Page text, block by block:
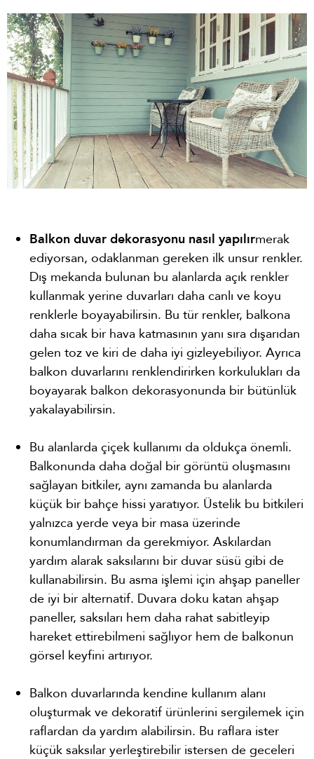
Balkon duvar dekorasyonu nasıl yapılırmerak
ediyorsan, odaklanman gereken ilk unsur renkler.
Dış mekanda bulunan bu alanlarda açık renkler
kullanmak yerine duvarları daha canlı ve koyu
renklerle boyayabilirsin. Bu tür renkler, balkona
daha sıcak bir hava katmasının yanı sıra dışarıdan
gelen toz ve kiri de daha iyi gizleyebiliyor. Ayrıca
balkon duvarlarını renklendirirken korkulukları da
boyayarak balkon dekorasyonunda bir bütünlük
yakalayabilirsin.
Bu alanlarda çiçek kullanımı da oldukça önemli.
Balkonunda daha doğal bir görüntü oluşmasını
sağlayan bitkiler, aynı zamanda bu alanlarda
küçük bir bahçe hissi yaratıyor. Üstelik bu bitkileri
yalnızca yerde veya bir masa üzerinde
konumlandırman da gerekmiyor. Askılardan
yardım alarak saksılarını bir duvar süsü gibi de
kullanabilirsin. Bu asma işlemi için ahşap paneller
de iyi bir alternatif. Duvara doku katan ahşap
paneller, saksıları hem daha rahat sabitleyip
hareket ettirebilmeni sağlıyor hem de balkonun
görsel keyfini artırıyor.
Balkon duvarlarında kendine kullanım alanı
oluşturmak ve dekoratif ürünlerini sergilemek için
raflardan da yardım alabilirsin. Bu raflara ister
küçük saksılar yerleştirebilir istersen de geceleri